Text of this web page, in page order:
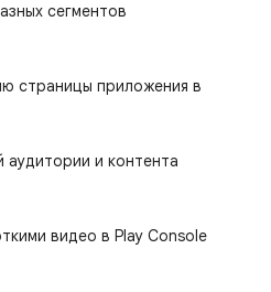
сегментов
страницы приложения в
аудитории и контента
видео в Play Console